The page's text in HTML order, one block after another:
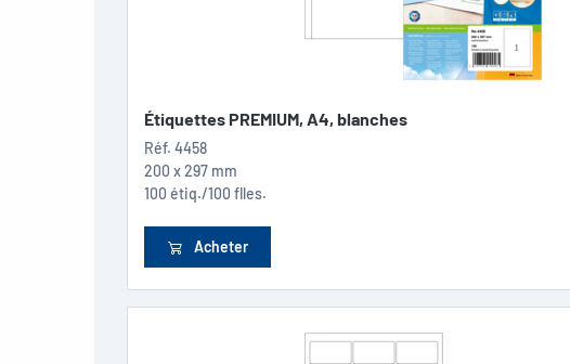
Étiquettes PREMIUM, A4, blanches
Réf. 4458
200 x 297 mm
100 étiq./100 flles.
Acheter